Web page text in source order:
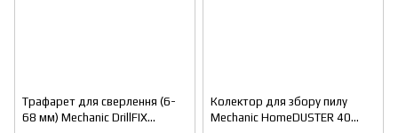
Трафарет для сверлення (6-
68 мм) Mechanic DrillFIX
Колектор для збору пилу
Mechanic HomeDUSTER 40